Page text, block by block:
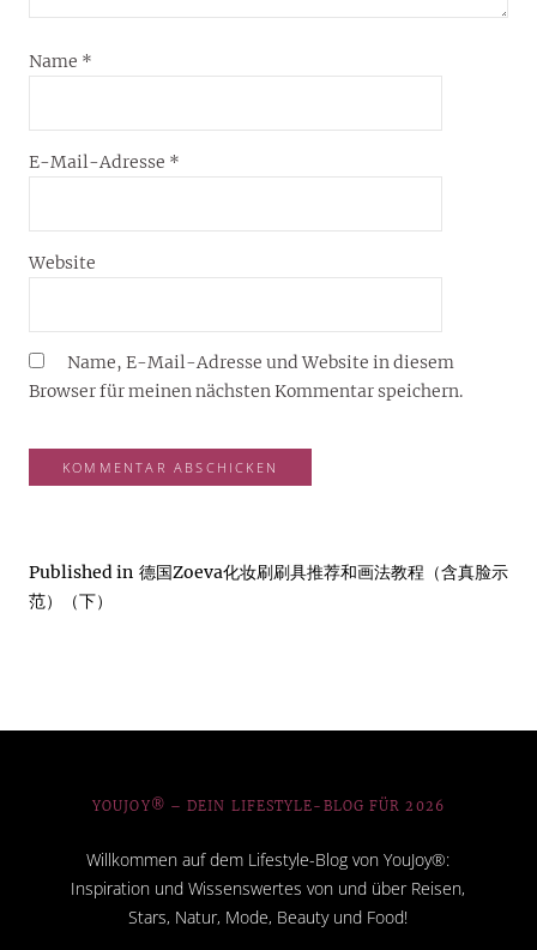
Name *
E-Mail-Adresse *
Website
Name, E-Mail-Adresse und Website in diesem
Browser für meinen nächsten Kommentar speichern.
Published in 德国Zoeva化妆刷刷具推荐和画法教程（含真脸示
范）（下）
YOUJOY® – DEIN LIFESTYLE-BLOG FÜR 2026
Willkommen auf dem Lifestyle-Blog von YouJoy®:
Inspiration und Wissenswertes von und über Reisen,
Stars, Natur, Mode, Beauty und Food!